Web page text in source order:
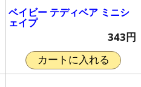
ベイビー テディベア ミニシ
ェイプ
343円
カートに入れる